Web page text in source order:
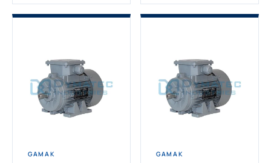
GAMAK GAMAK